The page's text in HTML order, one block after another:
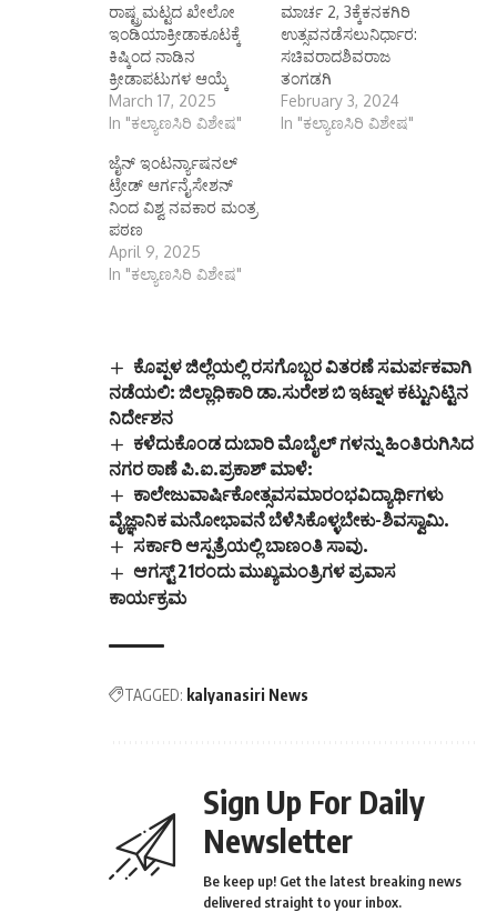
ರಾಷ್ಟ್ರಮಟ್ಟದ ಖೇಲೋ
ಇಂಡಿಯಾಕ್ರೀಡಾಕೂಟಕ್ಕೆ
ಕಿಷ್ಕಿಂದ ನಾಡಿನ
ಕ್ರೀಡಾಪಟುಗಳ ಆಯ್ಕೆ
March 17, 2025
In "ಕಲ್ಯಾಣಸಿರಿ ವಿಶೇಷ"
ಮಾರ್ಚ 2, 3ಕ್ಕೆಕನಕಗಿರಿ
ಉತ್ಸವನಡೆಸಲುನಿರ್ಧಾರ:
ಸಚಿವರಾದಶಿವರಾಜ
ತಂಗಡಗಿ
February 3, 2024
In "ಕಲ್ಯಾಣಸಿರಿ ವಿಶೇಷ"
ಜೈನ್ ಇಂಟರ್ನ್ಯಾಷನಲ್
ಟ್ರೇಡ್ ಆರ್ಗನೈಸೇಶನ್
ನಿಂದ ವಿಶ್ವ ನವಕಾರ ಮಂತ್ರ
ಪಠಣ
April 9, 2025
In "ಕಲ್ಯಾಣಸಿರಿ ವಿಶೇಷ"
ಕೊಪ್ಪಳ ಜಿಲ್ಲೆಯಲ್ಲಿ ರಸಗೊಬ್ಬರ ವಿತರಣೆ ಸಮರ್ಪಕವಾಗಿ
ನಡೆಯಲಿ: ಜಿಲ್ಲಾಧಿಕಾರಿ ಡಾ.ಸುರೇಶ ಬಿ ಇಟ್ನಾಳ ಕಟ್ಟುನಿಟ್ಟಿನ
ನಿರ್ದೇಶನ
ಕಳೆದುಕೊಂಡ ದುಬಾರಿ ಮೊಬೈಲ್ ಗಳನ್ನು ಹಿಂತಿರುಗಿಸಿದ
ನಗರ ಠಾಣೆ ಪಿ.ಐ.ಪ್ರಕಾಶ್ ಮಾಳೆ:
ಕಾಲೇಜುವಾರ್ಷಿಕೋತ್ಸವಸಮಾರಂಭವಿದ್ಯಾರ್ಥಿಗಳು
ವೈಜ್ಞಾನಿಕ ಮನೋಭಾವನೆ ಬೆಳೆಸಿಕೊಳ್ಳಬೇಕು-ಶಿವಸ್ವಾಮಿ.
ಸರ್ಕಾರಿ ಆಸ್ಪತ್ರೆಯಲ್ಲಿ ಬಾಣಂತಿ ಸಾವು.
ಆಗಸ್ಟ್ 21ರಂದು ಮುಖ್ಯಮಂತ್ರಿಗಳ ಪ್ರವಾಸ
ಕಾರ್ಯಕ್ರಮ
TAGGED: kalyanasiri News
Sign Up For Daily
Newsletter
Be keep up! Get the latest breaking news
delivered straight to your inbox.